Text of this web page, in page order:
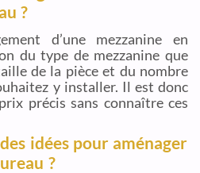
?
d’une mezzanine en
du type de mezzanine que
de la pièce et du nombre
y installer. Il est donc
précis sans connaître ces
idées pour aménager
?